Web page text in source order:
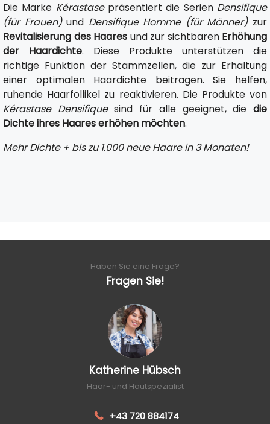
Die Marke Kérastasepräsentiert die Serien Densifique
(für Frauen)und Densifique Homme (für Männer)zur
Revitalisierung des Haares und zur sichtbaren Erhöhung
der Haardichte. Diese Produkte unterstützen die
richtige Funktion der Stammzellen, die zur Erhaltung
einer optimalen Haardichte beitragen. Sie helfen,
ruhende Haarfollikel zu reaktivieren. Die Produkte von
Kérastase Densifiquesind für alle geeignet, diedie
Dichte ihres Haares erhöhen möchten.
Mehr Dichte + bis zu 1.000 neue Haare in 3 Monaten!
Haben Sie eine Frage?
Fragen Sie!
Katherine Hübsch
Haar- und Hautspezialist
+43 720 884174